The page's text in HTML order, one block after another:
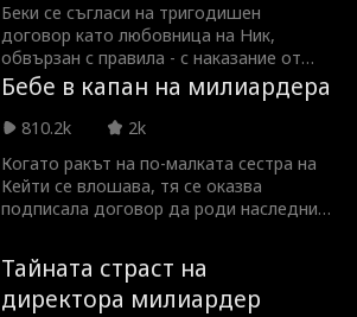
Беки се съгласи на тригодишен
договор като любовница на Ник,
обвързан с правила - с наказание от
$10 милиона за всяко нарушение. Но тя
наруши едно от правилата: бременна е
и влюбена, само за да открие, че той се
Бебе в капан на милиардера
810.2k
2k
Когато ракът на по-малката сестра на
Кейти се влошава, тя се оказва
подписала договор да роди наследник
доказването на връзката им пред
дядото на изпълнителния директор се
оказва по-трудно от очакваното, Кейти
Тайната страст на
директора милиардер